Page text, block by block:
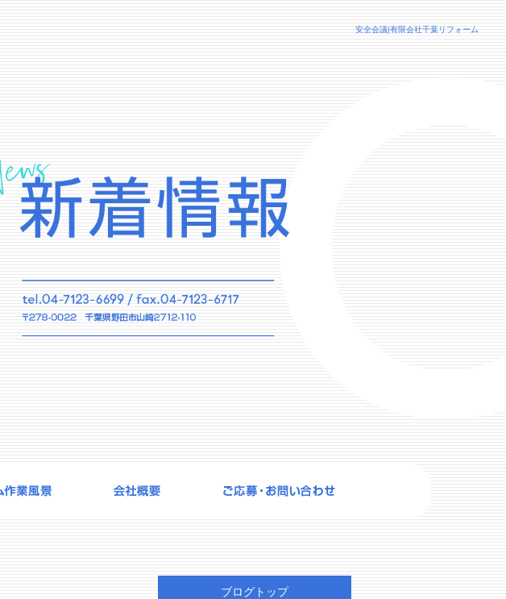
安全会議|有限会社千葉リフォーム
ブログトップ